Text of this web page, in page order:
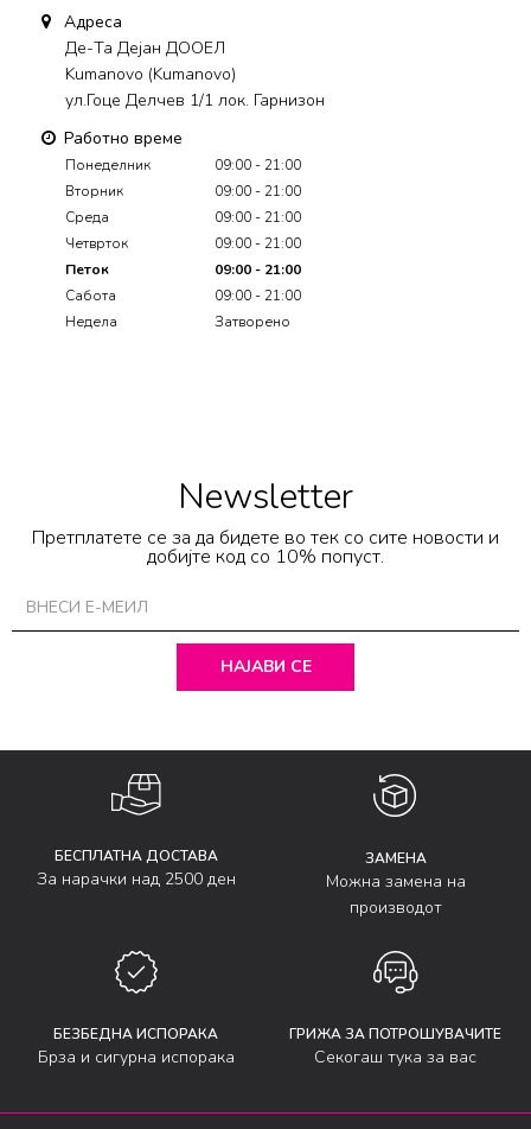
Адреса
Де-Та Дејан ДООЕЛ
Kumanovo (Kumanovo)
ул.Гоце Делчев 1/1 лок. Гарнизон
Работно време
Понеделник
09:00 - 21:00
Вторник
09:00 - 21:00
Среда
09:00 - 21:00
Четврток
09:00 - 21:00
Петок
09:00 - 21:00
Сабота
09:00 - 21:00
Недела
Затворено
Newsletter
Претплатете се за да бидете во тек со сите новости и
добијте код со 10% попуст.
НАЈАВИ СЕ
БЕСПЛАТНА ДОСТАВА
За нарачки над 2500 ден
ЗАМЕНА
Можна замена на
производот
БЕЗБЕДНА ИСПОРАКА
Брза и сигурна испорака
ГРИЖА ЗА ПОТРОШУВАЧИТЕ
Секогаш тука за вас